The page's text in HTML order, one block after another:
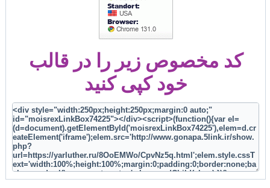
کد مخصوص زیر را در قالب
خود کپی کنید